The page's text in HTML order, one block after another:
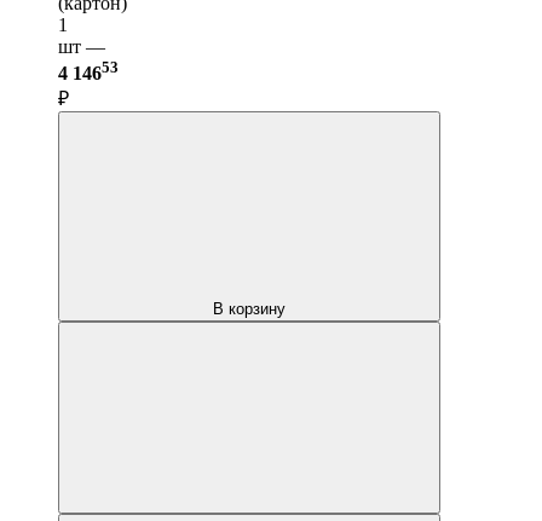
1
шт —
4 14653
₽
В корзину